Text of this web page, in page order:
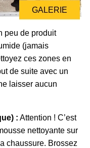
GALERIE
GALERIE
peu de produit
(jamais
ces zones en
de suite avec un
laisser aucun
: Attention ! C’est
nettoyante sur
chaussure. Brossez